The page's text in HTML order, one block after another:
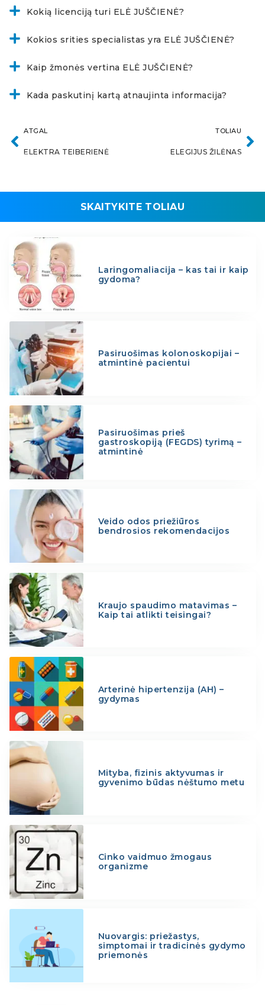
Kokią licenciją turi ELĖ JUŠČIENĖ?
Kokios srities specialistas yra ELĖ JUŠČIENĖ?
Kaip žmonės vertina ELĖ JUŠČIENĖ?
Kada paskutinį kartą atnaujinta informacija?
ATGAL
ELEKTRA TEIBERIENĖ
TOLIAU
ELEGIJUS ŽILĖNAS
SKAITYKITE TOLIAU
Laringomaliacija – kas tai ir kaip
gydoma?
Pasiruošimas kolonoskopijai –
atmintinė pacientui
Pasiruošimas prieš
gastroskopiją (FEGDS) tyrimą –
atmintinė
Veido odos priežiūros
bendrosios rekomendacijos
Kraujo spaudimo matavimas –
Kaip tai atlikti teisingai?
Arterinė hipertenzija (AH) –
gydymas
Mityba, fizinis aktyvumas ir
gyvenimo būdas nėštumo metu
Cinko vaidmuo žmogaus
organizme
Nuovargis: priežastys,
simptomai ir tradicinės gydymo
priemonės